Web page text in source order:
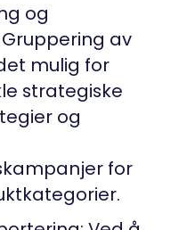
og
av
mulig for
strategiske
og
for